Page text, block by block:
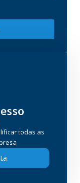
todas as